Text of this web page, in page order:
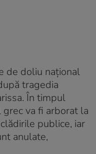
de doliu național
tragedia
În timpul
va fi arborat la
publice, iar
anulate,